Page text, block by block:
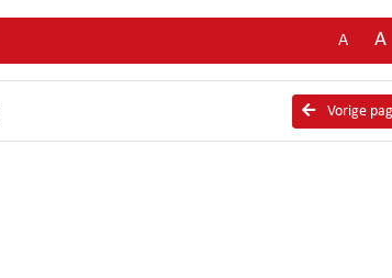
A A
Vorige